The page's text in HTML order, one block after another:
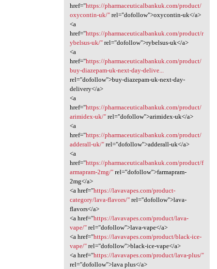
href="https://pharmaceuticalbankuk.com/product/
oxycontin-uk/"rel="dofollow">oxycontin-uk</a>
<a
href="https://pharmaceuticalbankuk.com/product/r
ybelsus-uk/"rel="dofollow">rybelsus-uk</a>
<a
href="https://pharmaceuticalbankuk.com/product/
buy-diazepam-uk-next-day-delive...
rel="dofollow">buy-diazepam-uk-next-day-
delivery</a>
<a
href="https://pharmaceuticalbankuk.com/product/
arimidex-uk/"rel="dofollow">arimidex-uk</a>
<a
href="https://pharmaceuticalbankuk.com/product/
adderall-uk/"rel="dofollow">adderall-uk</a>
<a
href="https://pharmaceuticalbankuk.com/product/f
armapram-2mg/"rel="dofollow">farmapram-
2mg</a>
<a href="https://lavavapes.com/product-
category/lava-flavors/"rel="dofollow">lava-
flavors</a>
<a href="https://lavavapes.com/product/lava-
vape/"rel="dofollow">lava-vape</a>
<a href="https://lavavapes.com/product/black-ice-
vape/"rel="dofollow">black-ice-vape</a>
<a href="https://lavavapes.com/product/lava-plus/"
rel="dofollow">lava plus</a>